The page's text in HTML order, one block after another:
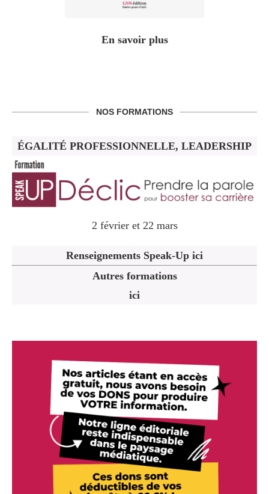
En savoir plus
NOS FORMATIONS
ÉGALITÉ PROFESSIONNELLE, LEADERSHIP
2 février et 22 mars
Renseignements Speak-Up ici
Autres formations
ici